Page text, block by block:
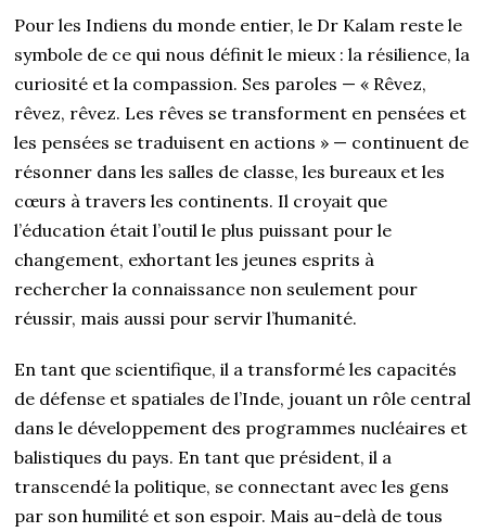
Pour les Indiens du monde entier, le Dr Kalam reste le
symbole de ce qui nous définit le mieux : la résilience, la
curiosité et la compassion. Ses paroles — « Rêvez,
rêvez, rêvez. Les rêves se transforment en pensées et
les pensées se traduisent en actions » — continuent de
résonner dans les salles de classe, les bureaux et les
cœurs à travers les continents. Il croyait que
l’éducation était l’outil le plus puissant pour le
changement, exhortant les jeunes esprits à
rechercher la connaissance non seulement pour
réussir, mais aussi pour servir l’humanité.
En tant que scientifique, il a transformé les capacités
de défense et spatiales de l’Inde, jouant un rôle central
dans le développement des programmes nucléaires et
balistiques du pays. En tant que président, il a
transcendé la politique, se connectant avec les gens
par son humilité et son espoir. Mais au-delà de tous